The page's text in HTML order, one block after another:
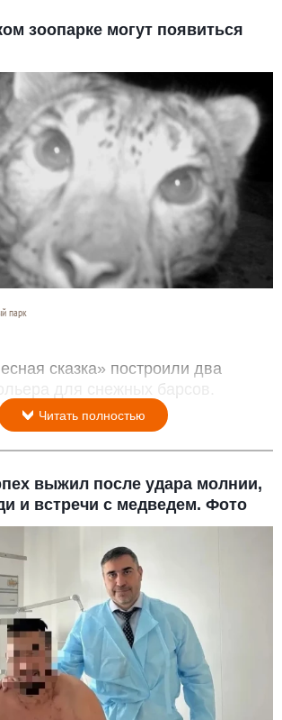
зоопарке могут появиться
парк
сказка» построили два
для снежных барсов.
Читать полностью
выжил после удара молнии,
и встречи с медведем. Фото